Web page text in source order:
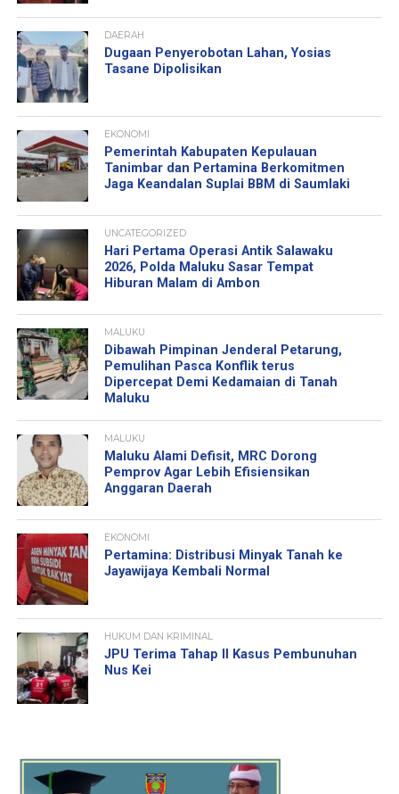
DAERAH
Dugaan Penyerobotan Lahan, Yosias
Tasane Dipolisikan
EKONOMI
Pemerintah Kabupaten Kepulauan
Tanimbar dan Pertamina Berkomitmen
Jaga Keandalan Suplai BBM di Saumlaki
UNCATEGORIZED
Hari Pertama Operasi Antik Salawaku
2026, Polda Maluku Sasar Tempat
Hiburan Malam di Ambon
MALUKU
Dibawah Pimpinan Jenderal Petarung,
Pemulihan Pasca Konflik terus
Dipercepat Demi Kedamaian di Tanah
Maluku
MALUKU
Maluku Alami Defisit, MRC Dorong
Pemprov Agar Lebih Efisiensikan
Anggaran Daerah
EKONOMI
Pertamina: Distribusi Minyak Tanah ke
Jayawijaya Kembali Normal
HUKUM DAN KRIMINAL
JPU Terima Tahap II Kasus Pembunuhan
Nus Kei